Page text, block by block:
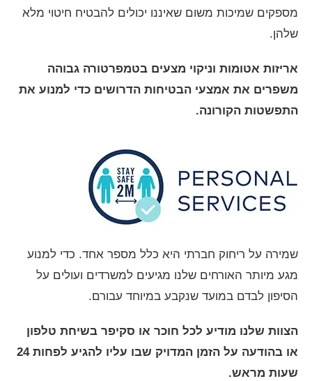
מספקים שמיכות משום שאיננו יכולים להבטיח חיטוי מלא
שלהן.
אריזות אטומות וניקוי מצעים בטמפרטורה גבוהה
משפרים את אמצעי הבטיחות הדרושים כדי למנוע את
התפשטות הקורונה.
שמירה על ריחוק חברתי היא כלל מספר אחד. כדי למנוע
מגע מיותר האורחים שלנו מגיעים למשרדים ועולים על
הסיפון לבדם במועד שנקבע במיוחד עבורם.
הצוות שלנו מודיע לכל חוכר או סקיפר בשיחת טלפון
או בהודעה על הזמן המדויק שבו עליו להגיע לפחות 24
שעות מראש.